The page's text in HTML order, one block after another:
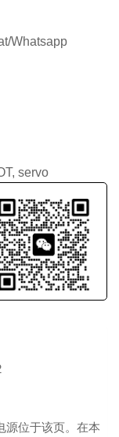
Whatsapp
, servo
源位于该页。在本